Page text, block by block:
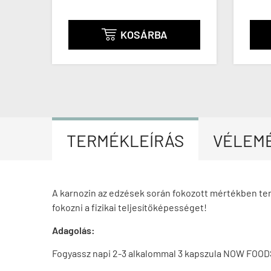
 KOSÁRBA
TERMÉKLEÍRÁS
A karnozin az edzések során fokozott mértékben
fokozni a fizikai teljesítőképességet!
Adagolás:
Fogyassz napi 2-3 alkalommal 3 kapszula NOW